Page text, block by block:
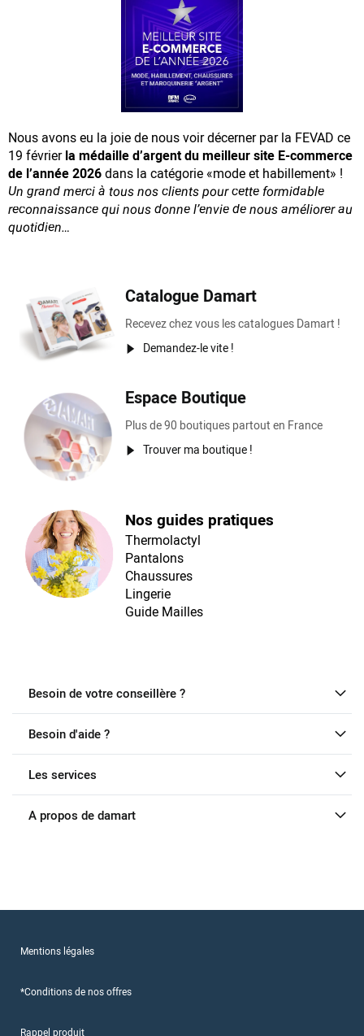
Nous avons eu la joie de nous voir décerner par la FEVAD ce
19 févrierla médaille d’argent du meilleur site E-commerce
de l’année 2026dans la catégorie «mode et habillement» !
Un grand merci à tous nos clients pour cette formidable
reconnaissancequi nous donne l’envie de nous améliorer au
quotidien…
Catalogue Damart
Recevez chez vous les catalogues Damart !
Demandez-le vite !
Espace Boutique
Plus de 90 boutiques partout en France
Trouver ma boutique !
Nos guides pratiques
Thermolactyl
Pantalons
Chaussures
Lingerie
Guide Mailles
Besoin de votre conseillère ?
Besoin d'aide ?
Les services
A propos de damart
Mentions légales
*Conditions de nos offres
Rappel produit